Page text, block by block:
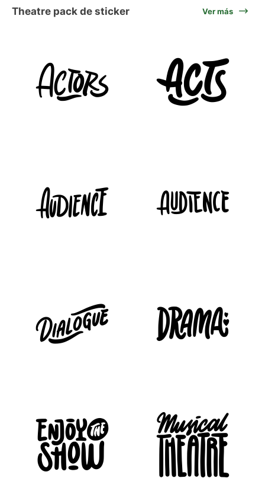
Theatre pack de sticker Ver más